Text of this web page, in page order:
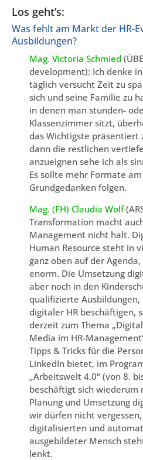
Los geht’s:
Was fehlt am Markt der HR-
Ausbildungen?
Mag. Victoria Schmied
development): Ich denke
täglich versucht Zeit zu
sich und seine Familie zu
in denen man stunden-
Klassenzimmer sitzt,
das Wichtigste präsentiert
dann die restlichen
anzueignen sehe ich als
Es sollte mehr Formate
Grundgedanken folgen.
Mag. (FH) Claudia Wolf
Transformation macht
Management nicht halt.
Human Resource steht in
ganz oben auf der
enorm. Die Umsetzung
aber noch in den
qualifizierte
digitaler HR beschäftigen,
derzeit zum Thema
Media im HR-
Tipps & Tricks für die
LinkedIn bietet, im
„Arbeitswelt 4.0“ (von 8.
beschäftigt sich wiederum
Planung und Umsetzung
wir dürfen nicht
digitalisierten und
ausgebildeter Mensch
lenkt.